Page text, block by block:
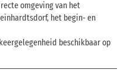
omgeving van het
het begin- en
beschikbaar op